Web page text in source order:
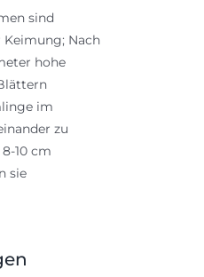
sind
Keimung; Nach
hohe
im
zu
10 cm
sie